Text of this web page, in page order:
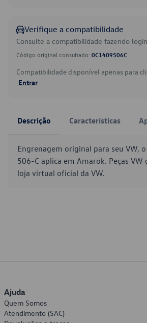
Verifique a compatibilidade
Consulte a compatibilidade fazendo
Código original consultado: 0C1409506C
Compatibilidade disponível apenas para
Entrar
Descrição Características
Engrenagem original para seu VW,
506-C aplica em Amarok. Peças VW
loja virtual oficial da VW.
Ajuda
Quem Somos
Atendimento (SAC)